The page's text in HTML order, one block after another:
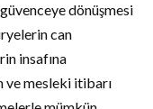
dönüşmesi
can
insafına
ve mesleki itibarı